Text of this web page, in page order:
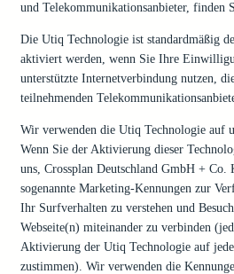
und Telekommunikationsanbieter, finden
Die Utiq Technologie ist standardmäßig
aktiviert werden, wenn Sie Ihre
unterstützte Internetverbindung nutzen,
teilnehmenden
Wir verwenden die Utiq Technologie auf
Wenn Sie der Aktivierung dieser
uns, Crossplan Deutschland GmbH +
sogenannte Marketing-Kennungen zur
Ihr Surfverhalten zu verstehen und
Webseite(n) miteinander zu verbinden
Aktivierung der Utiq Technologie auf
zustimmen). Wir verwenden die